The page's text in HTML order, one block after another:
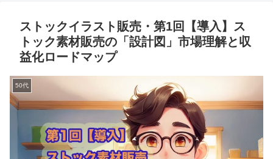
ストックイラスト販売・第1回【導入】ス
トック素材販売の「設計図」市場理解と収
益化ロードマップ
50代